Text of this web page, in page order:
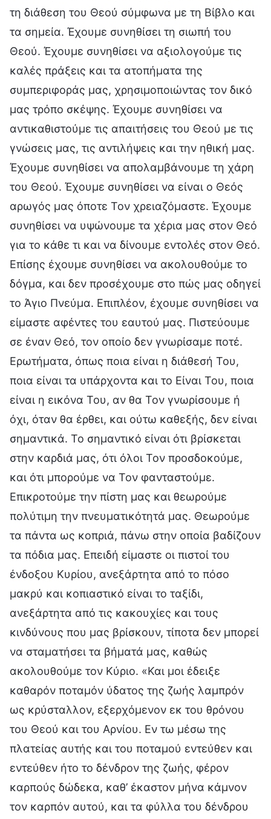
τη διάθεση του Θεού σύμφωνα με τη Βίβλο και
τα σημεία. Έχουμε συνηθίσει τη σιωπή του
Θεού. Έχουμε συνηθίσει να αξιολογούμε τις
καλές πράξεις και τα ατοπήματα της
συμπεριφοράς μας, χρησιμοποιώντας τον δικό
μας τρόπο σκέψης. Έχουμε συνηθίσει να
αντικαθιστούμε τις απαιτήσεις του Θεού με τις
γνώσεις μας, τις αντιλήψεις και την ηθική μας.
Έχουμε συνηθίσει να απολαμβάνουμε τη χάρη
του Θεού. Έχουμε συνηθίσει να είναι ο Θεός
αρωγός μας όποτε Τον χρειαζόμαστε. Έχουμε
συνηθίσει να υψώνουμε τα χέρια μας στον Θεό
για το κάθε τι και να δίνουμε εντολές στον Θεό.
Επίσης έχουμε συνηθίσει να ακολουθούμε το
δόγμα, και δεν προσέχουμε στο πώς μας οδηγεί
το Άγιο Πνεύμα. Επιπλέον, έχουμε συνηθίσει να
είμαστε αφέντες του εαυτού μας. Πιστεύουμε
σε έναν Θεό, τον οποίο δεν γνωρίσαμε ποτέ.
Ερωτήματα, όπως ποια είναι η διάθεσή Του,
ποια είναι τα υπάρχοντα και το Είναι Του, ποια
είναι η εικόνα Του, αν θα Τον γνωρίσουμε ή
όχι, όταν θα έρθει, και ούτω καθεξής, δεν είναι
σημαντικά. Το σημαντικό είναι ότι βρίσκεται
στην καρδιά μας, ότι όλοι Τον προσδοκούμε,
και ότι μπορούμε να Τον φανταστούμε.
Επικροτούμε την πίστη μας και θεωρούμε
πολύτιμη την πνευματικότητά μας. Θεωρούμε
τα πάντα ως κοπριά, πάνω στην οποία βαδίζουν
τα πόδια μας. Επειδή είμαστε οι πιστοί του
ένδοξου Κυρίου, ανεξάρτητα από το πόσο
μακρύ και κοπιαστικό είναι το ταξίδι,
ανεξάρτητα από τις κακουχίες και τους
κινδύνους που μας βρίσκουν, τίποτα δεν μπορεί
να σταματήσει τα βήματά μας, καθώς
ακολουθούμε τον Κύριο. «Και μοι έδειξε
καθαρόν ποταμόν ύδατος της ζωής λαμπρόν
ως κρύσταλλον, εξερχόμενον εκ του θρόνου
του Θεού και του Αρνίου. Εν τω μέσω της
πλατείας αυτής και του ποταμού εντεύθεν και
εντεύθεν ήτο το δένδρον της ζωής, φέρον
καρπούς δώδεκα, καθ’ έκαστον μήνα κάμνον
τον καρπόν αυτού, και τα φύλλα του δένδρου